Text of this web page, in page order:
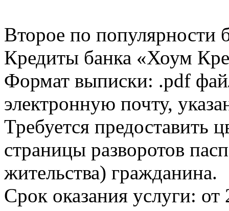
Второе по популярности
Кредиты банка «Хоум
Формат выписки: .pdf
электронную почту,
Требуется предоставить
страницы разворотов
жительства) гражданина.
Срок оказания услуги: от